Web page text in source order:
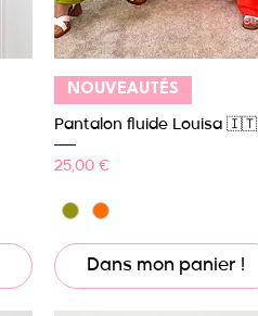
Aperçu rapide
NOUVEAUTÉS
Pantalon fluide Louisa 🇮🇹
Prix
25,00 €
Dans mon panier !